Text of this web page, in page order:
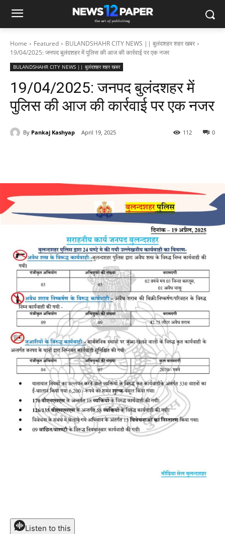
Home Featured
BULANDSHAHR CITY NEWS || बुलंदशहर शहर खबर
19/04/2025: जनपद बुलंदशहर में पुलिस की आज की कार्रवाई पर एक नजर
BULANDSHAHR CITY NEWS || बुलंदशहर शहर खबर
19/04/2025: जनपद बुलंदशहर में
पुलिस की आज की कार्रवाई पर एक नजर
By Pankaj Kashyap April 19, 2025 0
112
Listen to this